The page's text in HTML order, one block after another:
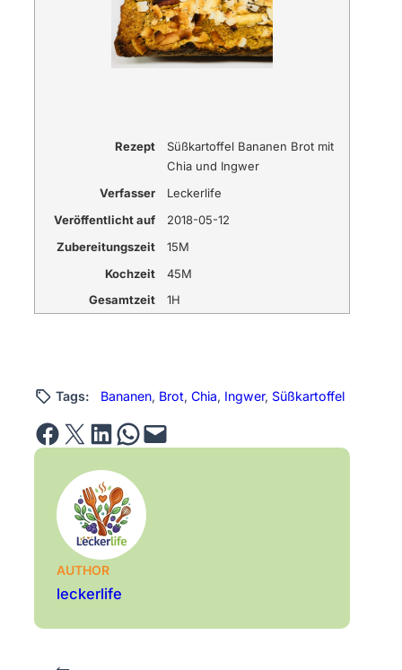
Rezept
Süßkartoffel Bananen Brot mit
Chia und Ingwer
Verfasser
Leckerlife
Veröffentlicht auf
2018-05-12
Zubereitungszeit
15M
Kochzeit
45M
Gesamtzeit
1H
Tags: Bananen, Brot, Chia, Ingwer, Süßkartoffel
Share on Facebook Email this Page Share on LinkedIn Share on WhatsApp Email this Page
AUTHOR
leckerlife
←